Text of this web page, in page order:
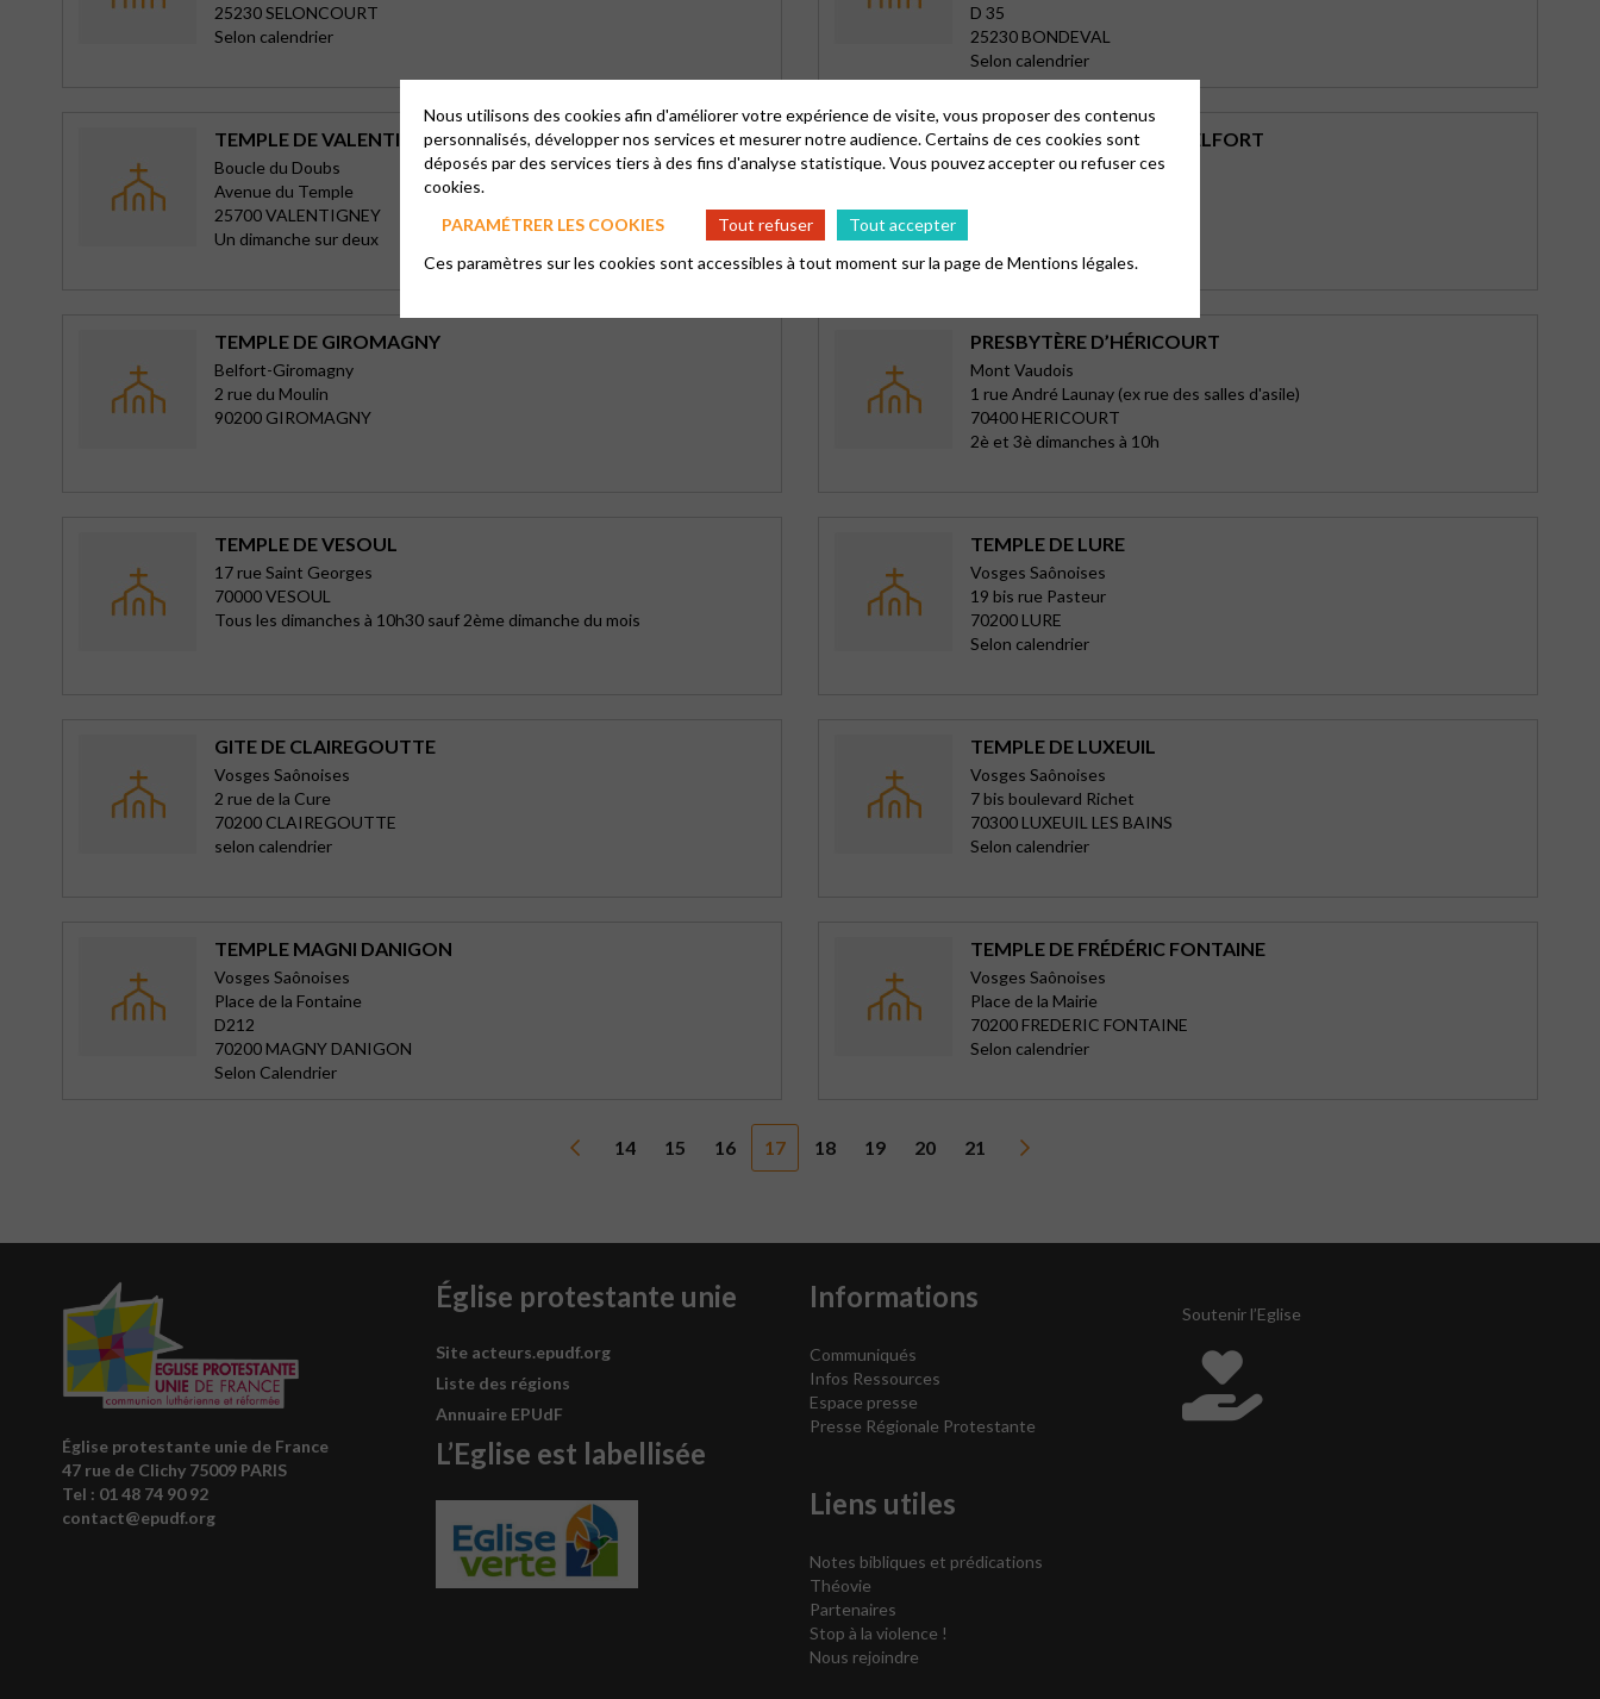
25230 SELONCOURT
Selon calendrier
D 35
25230 BONDEVAL
Selon calendrier
TEMPLE DE VALENTIGNEY
Boucle du Doubs
Avenue du Temple
25700 VALENTIGNEY
Un dimanche sur deux
TEMPLE SAINT-JEAN À BELFORT
Belfort-Giromagny
TEMPLE DE GIROMAGNY
Belfort-Giromagny
2 rue du Moulin
90200 GIROMAGNY
PRESBYTÈRE D’HÉRICOURT
Mont Vaudois
1 rue André Launay (ex rue des salles d'asile)
70400 HERICOURT
2è et 3è dimanches à 10h
TEMPLE DE VESOUL
17 rue Saint Georges
70000 VESOUL
Tous les dimanches à 10h30 sauf 2ème dimanche du mois
TEMPLE DE LURE
Vosges Saônoises
19 bis rue Pasteur
70200 LURE
Selon calendrier
GITE DE CLAIREGOUTTE
Vosges Saônoises
2 rue de la Cure
70200 CLAIREGOUTTE
selon calendrier
TEMPLE DE LUXEUIL
Vosges Saônoises
7 bis boulevard Richet
70300 LUXEUIL LES BAINS
Selon calendrier
TEMPLE MAGNI DANIGON
Vosges Saônoises
Place de la Fontaine
D212
70200 MAGNY DANIGON
Selon Calendrier
TEMPLE DE FRÉDÉRIC FONTAINE
Vosges Saônoises
Place de la Mairie
70200 FREDERIC FONTAINE
Selon calendrier
14 15 16 17 18 19 20 21
Église protestante unie de France
47 rue de Clichy 75009 PARIS
Tel : 01 48 74 90 92
contact@epudf.org
Église protestante unie
Site acteurs.epudf.org
Liste des régions
Annuaire EPUdF
L’Eglise est labellisée
Informations
Communiqués
Infos Ressources
Espace presse
Presse Régionale Protestante
Liens utiles
Notes bibliques et prédications
Théovie
Partenaires
Stop à la violence !
Nous rejoindre
Soutenir l’Eglise
Nous utilisons des cookies afin d'améliorer votre expérience de visite, vous proposer des contenus
personnalisés, développer nos services et mesurer notre audience. Certains de ces cookies sont
déposés par des services tiers à des fins d'analyse statistique. Vous pouvez accepter ou refuser ces
cookies.
PARAMÉTRER LES COOKIES
Tout refuser
Tout accepter
Ces paramètres sur les cookies sont accessibles à tout moment sur la page deMentions légales.